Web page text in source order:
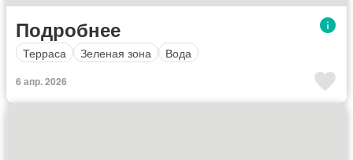
Подробнее
Терраса Зеленая зона Вода
6 апр. 2026